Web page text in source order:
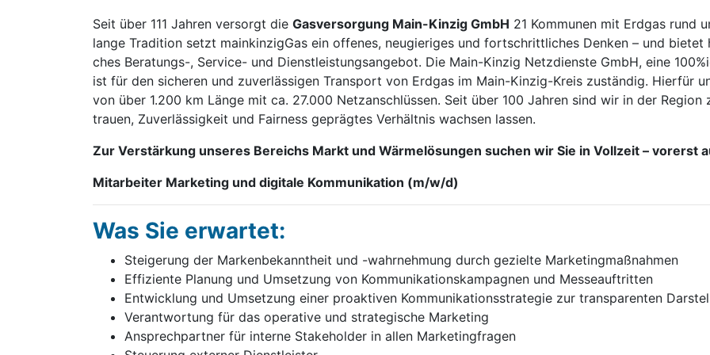
Seit ü­ber 111 Jah­ren ver­sorgt die Gas­ver­sor­gung Main-Kin­zig GmbH 21 Kom­mu­nen mit Erd­gas rund
lan­ge Tra­di­ti­on setzt main­kin­zig­Gas ein of­fe­nes, neu­gie­ri­ges und fort­schritt­li­ches Den­ken – und
ches Be­ra­tungs-, Ser­vice- und Dienst­leis­tungs­an­ge­bot. Die Main-Kin­zig Netz­diens­te GmbH, ei­ne
ist für den si­che­ren und zu­ver­läs­si­gen Trans­port von Erd­gas im Main-Kin­zig-Kreis zu­stän­dig. Hier­für
von ü­ber 1.200 km Län­ge mit ca. 27.000 Netz­an­schlüs­sen. Seit über 100 Jah­ren sind wir in der
trau­en, Zu­ver­läs­sig­keit und Fair­ness ge­präg­tes Ver­hält­nis wach­sen las­sen.
Zur Verstärkung unseres Bereichs Markt und Wärmelösungen suchen wir Sie in Vollzeit – vorerst
Mitarbeiter Marketing und digitale Kommunikation (m/w/d)
Was Sie erwartet:
Stei­ge­rung der Mar­ken­be­kannt­heit und -wahr­neh­mung durch ge­ziel­te Mar­ke­ting­maß­nah­men
Ef­fi­zi­en­te Pla­nung und Um­set­zung von Kom­mu­ni­ka­ti­ons­kam­pag­nen und Mes­se­auf­trit­ten
Ent­wick­lung und Um­set­zung ei­ner pro­ak­ti­ven Kom­mu­ni­ka­ti­ons­stra­te­gie zur trans­pa­ren­ten
Ver­ant­wor­tung für das ope­ra­ti­ve und stra­te­gi­sche Mar­ke­ting
An­sprech­part­ner für in­ter­ne Stake­hol­der in al­len Mar­ke­ting­fra­gen